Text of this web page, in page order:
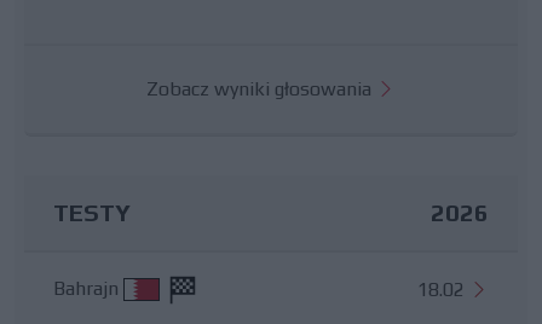
Zobacz wyniki głosowania
TESTY 2026
Bahrajn 18.02